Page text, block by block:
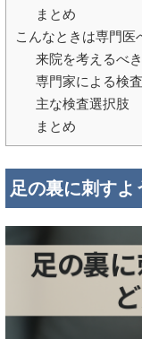
まとめ
こんなときは専門医
来院を考えるべ
専門家による検
主な検査選択肢
まとめ
足の裏に刺すよ